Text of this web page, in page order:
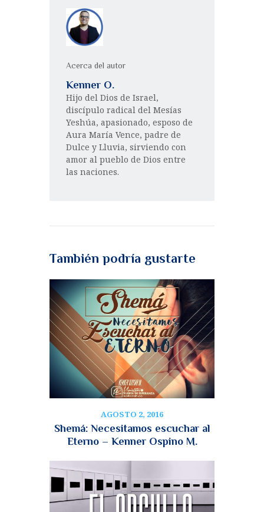
Acerca del autor
Kenner O.
Hijo del Dios de Israel,
discípulo radical del Mesías
Yeshúa, apasionado, esposo de
Aura María Vence, padre de
Dulce y Lluvia, sirviendo con
amor al pueblo de Dios entre
las naciones.
También podría gustarte
AGOSTO 2, 2016
Shemá: Necesitamos escuchar al
Eterno – Kenner Ospino M.